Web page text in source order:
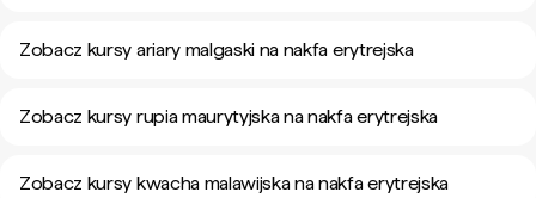
Zobacz kursy ariary malgaski na nakfa erytrejska
Zobacz kursy rupia maurytyjska na nakfa erytrejska
Zobacz kursy kwacha malawijska na nakfa erytrejska